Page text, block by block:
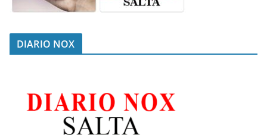
DIARIO NOX